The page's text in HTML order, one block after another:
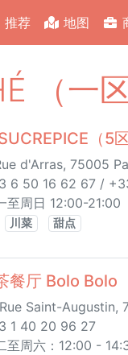
推荐 地图
（一区
（5区
d'Arras, 75005
6 50 16 62 67 /
至周日 12:00-21:00
川菜 甜点
餐厅 Bolo Bolo
Saint-Augustin,
1 40 20 96 27
至周六：12:00 -